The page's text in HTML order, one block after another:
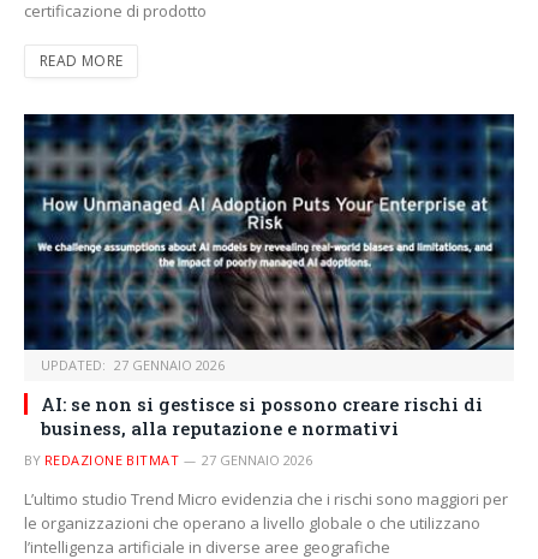
certificazione di prodotto
READ MORE
UPDATED: 27 GENNAIO 2026
AI: se non si gestisce si possono creare rischi di
business, alla reputazione e normativi
BY REDAZIONE BITMAT 27 GENNAIO 2026
L’ultimo studio Trend Micro evidenzia che i rischi sono maggiori per
le organizzazioni che operano a livello globale o che utilizzano
l’intelligenza artificiale in diverse aree geografiche